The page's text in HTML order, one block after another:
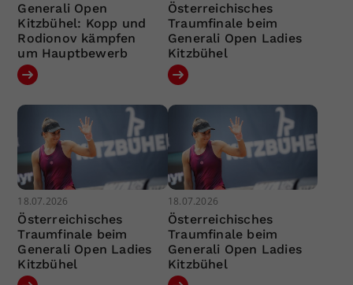
Generali Open
Kitzbühel: Kopp und
Rodionov kämpfen
um Hauptbewerb
Österreichisches
Traumfinale beim
Generali Open Ladies
Kitzbühel
18.07.2026
Österreichisches
Traumfinale beim
Generali Open Ladies
Kitzbühel
18.07.2026
Österreichisches
Traumfinale beim
Generali Open Ladies
Kitzbühel